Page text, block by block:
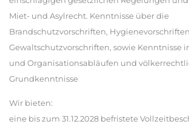
Miet- und Asylrecht. Kenntnisse über die
Brandschutzvorschriften,
Gewaltschutzvorschriften, sowie Kenntnisse
und Organisationsabläufen und
Grundkenntnisse
Wir bieten:
eine bis zum 31.12.2028 befristete